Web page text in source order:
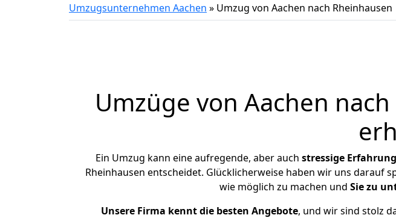
Umzugsunternehmen Aachen » Umzug von Aachen nach Rheinhausen
Umzüge von Aachen
Ein Umzug kann eine aufregende, aber auch stressige Erfahrung
Rheinhausen entscheidet. Glücklicherweise haben wir uns darauf
wie möglich zu machen und Sie zu
Unsere Firma kennt die besten Angebote, und wir sind stolz